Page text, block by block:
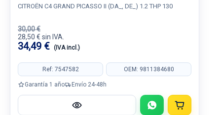
CITROËN C4 GRAND PICASSO II (DA_, DE_) 1.2 THP 130
30,00 €
28,50 € sin IVA.
34,49 € (IVA incl.)
Ref: 7547582 OEM: 9811384680
Garantía 1 año Envío 24-48h